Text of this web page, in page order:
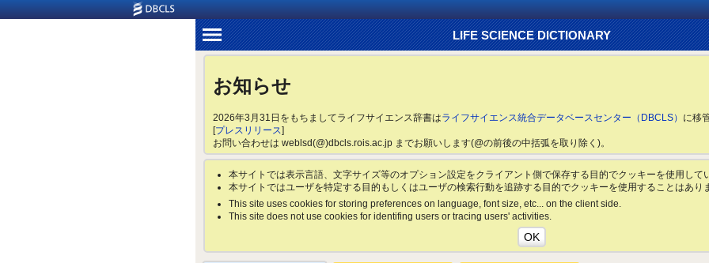
LIFE SCIENCE DICTIONARY
お知らせ
2026年3月31日をもちましてライフサイエンス辞書はライフサイエンス統合データベースセンター（DBCLS） に移
[プレスリリース]
お問い合わせは weblsd(@)dbcls.rois.ac.jp までお願いします(@の前後の中括弧を取り除く)。
本サイトでは表示言語、文字サイズ等のオプション設定をクライアント側で保存する目的でクッキーを使用して
本サイトではユーザを特定する目的もしくはユーザの検索行動を追跡する目的でクッキーを使用することはあり
This site uses cookies for storing preferences on language, font size, etc... on the client side.
This site does not use cookies for identifing users or tracing users' activities.